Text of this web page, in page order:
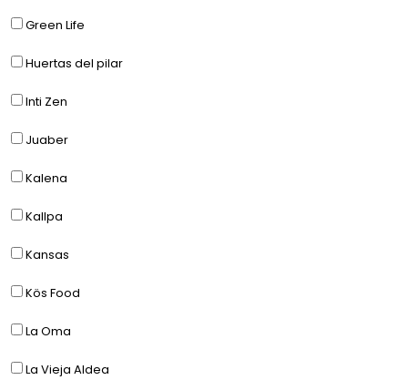
Green Life
Huertas del pilar
Inti Zen
Juaber
Kalena
Kallpa
Kansas
Kös Food
La Oma
La Vieja Aldea